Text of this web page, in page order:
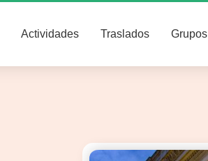
Actividades Traslados Grupos